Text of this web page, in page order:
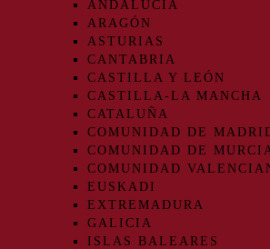
ANDALUCIA
ARAGÓN
ASTURIAS
CANTABRIA
CASTILLA Y LEÓN
CASTILLA-LA MANCHA
CATALUÑA
COMUNIDAD DE
COMUNIDAD DE
COMUNIDAD
EUSKADI
EXTREMADURA
GALICIA
ISLAS BALEARES